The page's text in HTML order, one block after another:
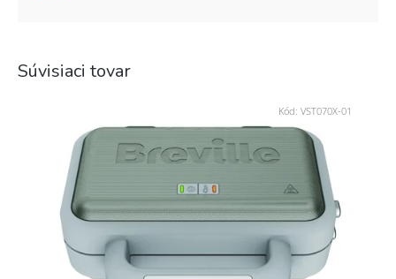
Súvisiaci tovar
Kód: VST070X-01